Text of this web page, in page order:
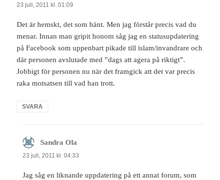
23 juli, 2011 kl. 01:09
Det är hemskt, det som hänt. Men jag förstår precis vad du
menar. Innan man gripit honom såg jag en statusupdatering
på Facebook som uppenbart pikade till islam/invandrare och
där personen avslutade med ”dags att agera på riktigt”.
Jobbigt för personen nu när det framgick att det var precis
raka motsatsen till vad han trott.
SVARA
Sandra Ola
23 juli, 2011 kl. 04:33
Jag såg en liknande uppdatering på ett annat forum, som